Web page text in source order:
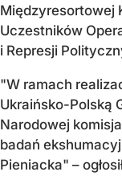
Międzyresortowej
Uczestników
i Represji
"W ramach
Ukraińsko-Polską
Narodowej
badań
Pieniacka" –